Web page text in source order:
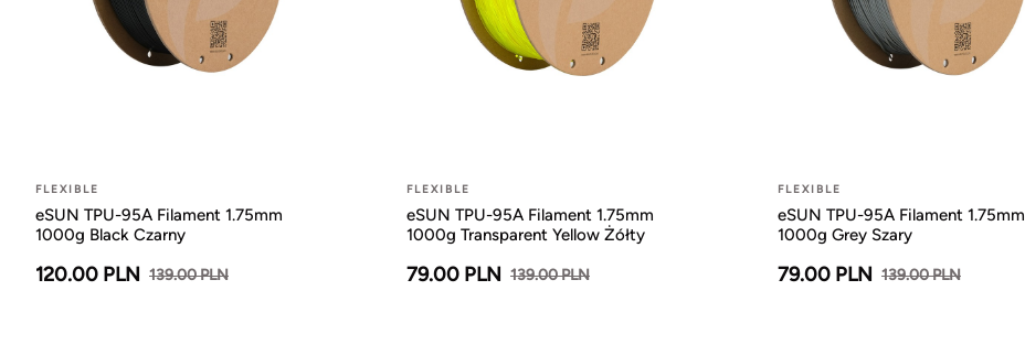
FLEXIBLE
eSUN TPU-95A Filament 1.75mm
1000g Black Czarny
120.00 PLN 139.00 PLN
FLEXIBLE
eSUN TPU-95A Filament 1.75mm
1000g Transparent Yellow Żółty
79.00 PLN 139.00 PLN
FLEXIBLE
eSUN TPU-95A Filament 1.75mm
1000g Grey Szary
79.00 PLN 139.00 PLN